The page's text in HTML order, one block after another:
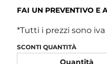
FAI UN PREVENTIVO E
*Tutti i prezzi sono iva
SCONTI QUANTITÀ
Quantità